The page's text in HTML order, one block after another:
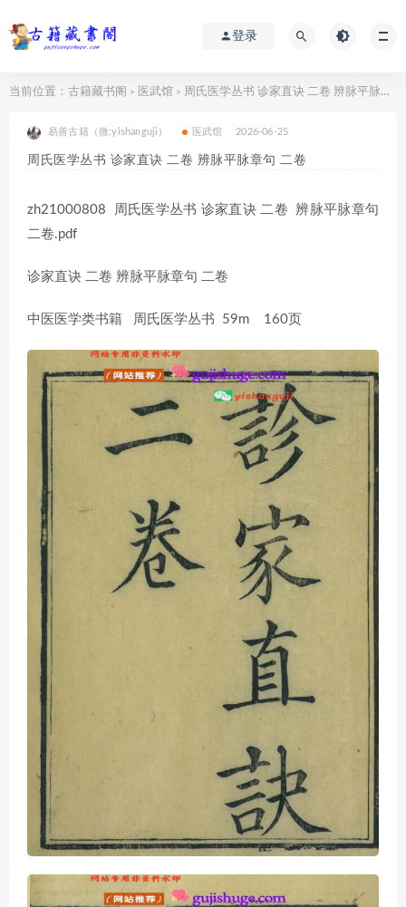
登录
当前位置： 古籍藏书阁 > 医武馆 > 周氏医学丛书 诊家直诀 二卷 辨脉平脉章句 二卷
易善古籍（微:yishanguji） 医武馆 2026-06-25
周氏医学丛书 诊家直诀 二卷 辨脉平脉章句 二卷
zh21000808 周氏医学丛书 诊家直诀 二卷 辨脉平脉章句
二卷.pdf
诊家直诀 二卷 辨脉平脉章句 二卷
中医医学类书籍 周氏医学丛书 59m 160页